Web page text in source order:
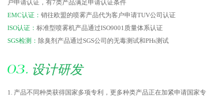
户申请认证，有7类产品满足申请认证条件
EMC认证： 销往欧盟的喷雾产品代为客户申请TUV公司认证
ISO认证： 标准型喷雾机产品通过ISO9001质量体系认证
SGS检测： 除臭剂产品通过SGS公司的无毒测试和PHs测试
设计研发
1. 产品不同种类获得国家多项专利，更多种类产品正在加紧申请国家专